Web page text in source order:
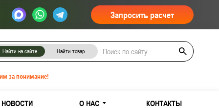
Запросить расчет
Найти на сайте Найти товар
за понимание!
НОВОСТИ О НАС КОНТАКТЫ